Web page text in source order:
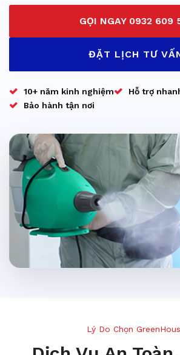
GỌI NGAY 0932 609
ĐẶT LỊCH TƯ
10+ năm kinh nghiệm
Hỗ trợ
Bảo hành tận nơi
Lý Do Chọn